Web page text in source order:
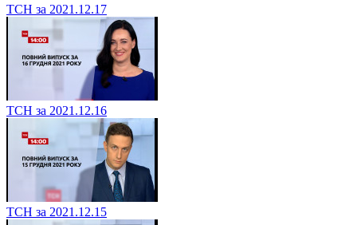
ТСН за 2021.12.17
ТСН за 2021.12.16
ТСН за 2021.12.15